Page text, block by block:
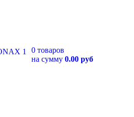
0 товаров
на сумму 0.00 руб